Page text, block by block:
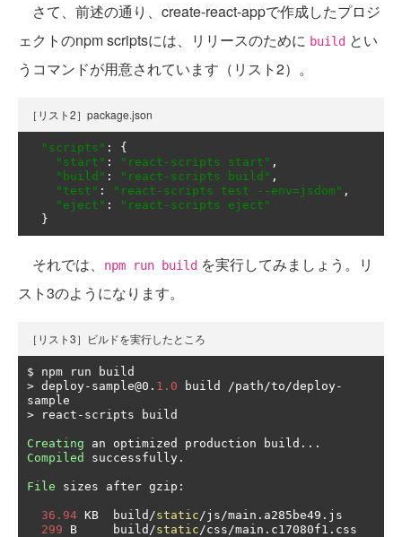
さて、前述の通り、create-react-appで作成したプロジ
ェクトのnpm scriptsには、リリースのために build とい
うコマンドが用意されています（リスト2）。
［リスト2］package.json
"scripts" :
{
"start" : "react-scripts start" ,
"build" : "react-scripts build" ,
"test" : "react-scripts test --env=jsdom" ,
"eject" :
"react-scripts eject"
}
それでは、 npm run build を実行してみましょう。リ
スト3のようになります。
［リスト3］ビルドを実行したところ
> deploy- sample@0 . 1.0 build /path/to/deploy-
> react - scripts build
Creating an optimized production build ...
Compiled
successfully .
File sizes after gzip :
36.94 KB  build /static/js/main . a285be49 . js
299 B     build /static/css/main . c17080f1 . css